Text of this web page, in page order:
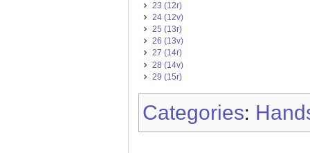
23 (12r)
24 (12v)
25 (13r)
26 (13v)
27 (14r)
28 (14v)
29 (15r)
Categories: